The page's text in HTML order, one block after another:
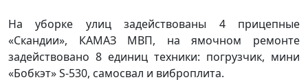
На уборке улиц задействованы 4 прицепные
«Скандии», КАМАЗ МВП, на ямочном ремонте
задействовано 8 единиц техники: погрузчик, мини
«Бобкэт» S-530, самосвал и виброплита.